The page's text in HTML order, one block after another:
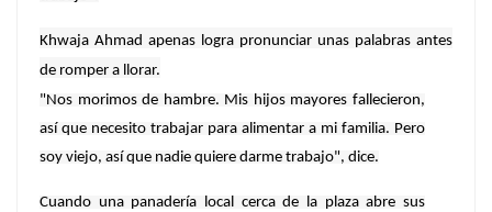
Khwaja Ahmad apenas logra pronunciar unas palabras antes
de romper a llorar.
"Nos morimos de hambre. Mis hijos mayores fallecieron,
así que necesito trabajar para alimentar a mi familia. Pero
soy viejo, así que nadie quiere darme trabajo", dice.
Cuando una panadería local cerca de la plaza abre sus